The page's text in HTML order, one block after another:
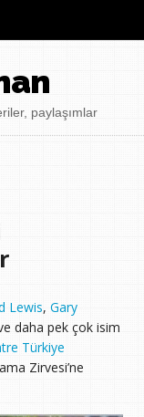
paylaşımlar
Lewis, Gary
daha pek çok isim
Türkiye
Zirvesi’ne